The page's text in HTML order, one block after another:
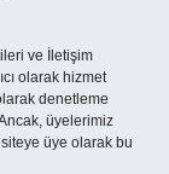
ve İletişim
olarak hizmet
denetleme
üyelerimiz
üye olarak bu